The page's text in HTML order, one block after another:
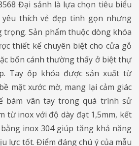
Đại sảnh là lựa chọn tiêu biểu
thích vẻ đẹp tinh gọn nhưng
trọng. Sản phẩm thuộc dòng khóa
thiết kế chuyên biệt cho cửa gỗ
bốn cánh thường thấy ở biệt thự
Tay ốp khóa được sản xuất từ
mặt xước mờ, mang lại cảm giác
bám vân tay trong quá trình sử
từ inox với độ dày đạt 1,5mm, kết
inox 304 giúp tăng khả năng
lực tốt. Điểm đáng chú ý của mẫu